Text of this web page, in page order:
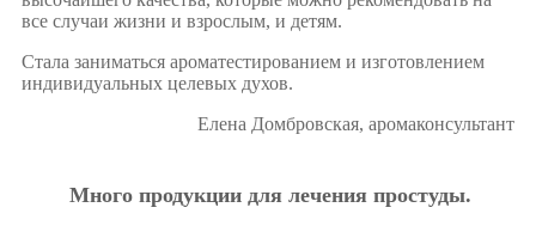
все случаи жизни и взрослым, и детям.
Стала заниматься ароматестированием и изготовлением
индивидуальных целевых духов.
Елена Домбровская, аромаконсультант
Много продукции для лечения простуды.